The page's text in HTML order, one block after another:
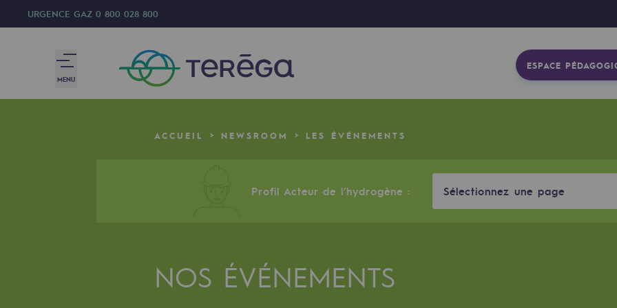
URGENCE GAZ 0 800 028 800
MENU
ESPACE
Accélérateur de la transition énergétique
ACCUEIL NEWSROOM LES ÉVÉNEMENTS
Profil Acteur de l’hydrogène : Sélectionnez une page
NOS ÉVÉNEMENTS